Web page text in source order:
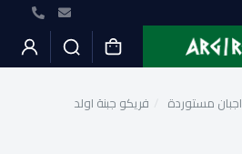
اجبان مستوردة فريكو جبنة اولد